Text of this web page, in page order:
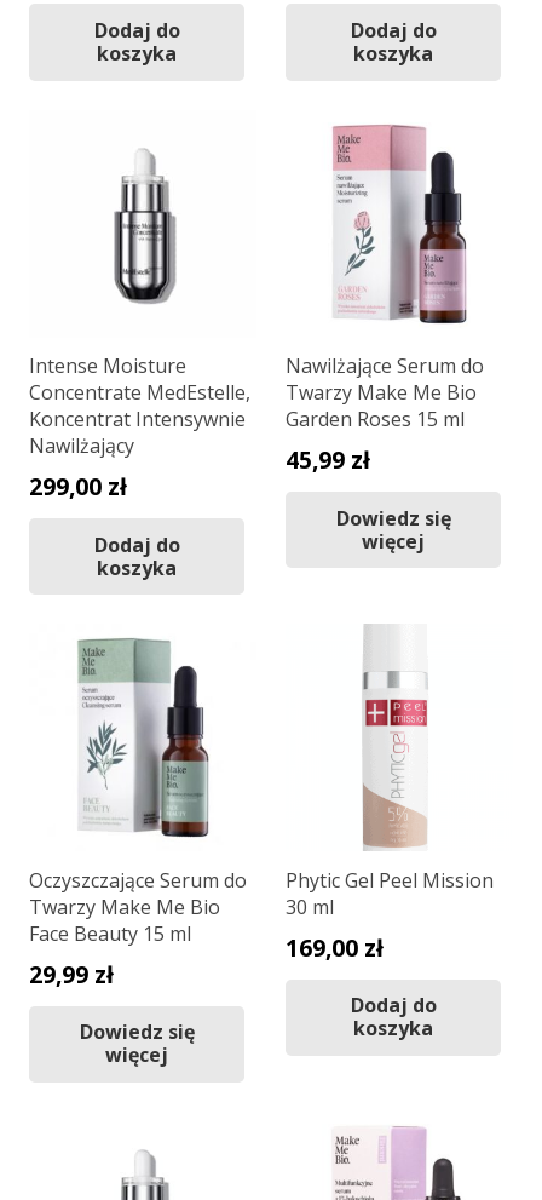
Dodaj do
koszyka
Dodaj do
koszyka
Intense Moisture
Concentrate MedEstelle,
Koncentrat Intensywnie
Nawilżający
299,00 zł
Dodaj do
koszyka
Nawilżające Serum do
Twarzy Make Me Bio
Garden Roses 15 ml
45,99 zł
Dowiedz się
więcej
Oczyszczające Serum do
Twarzy Make Me Bio
Face Beauty 15 ml
29,99 zł
Dowiedz się
więcej
Phytic Gel Peel Mission
30 ml
169,00 zł
Dodaj do
koszyka